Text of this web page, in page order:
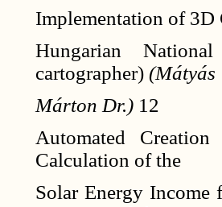
Implementation of 3D
Hungarian
cartographer) (Mátyás
Márton Dr.) 12
Automated
Calculation of the
Solar Energy Income